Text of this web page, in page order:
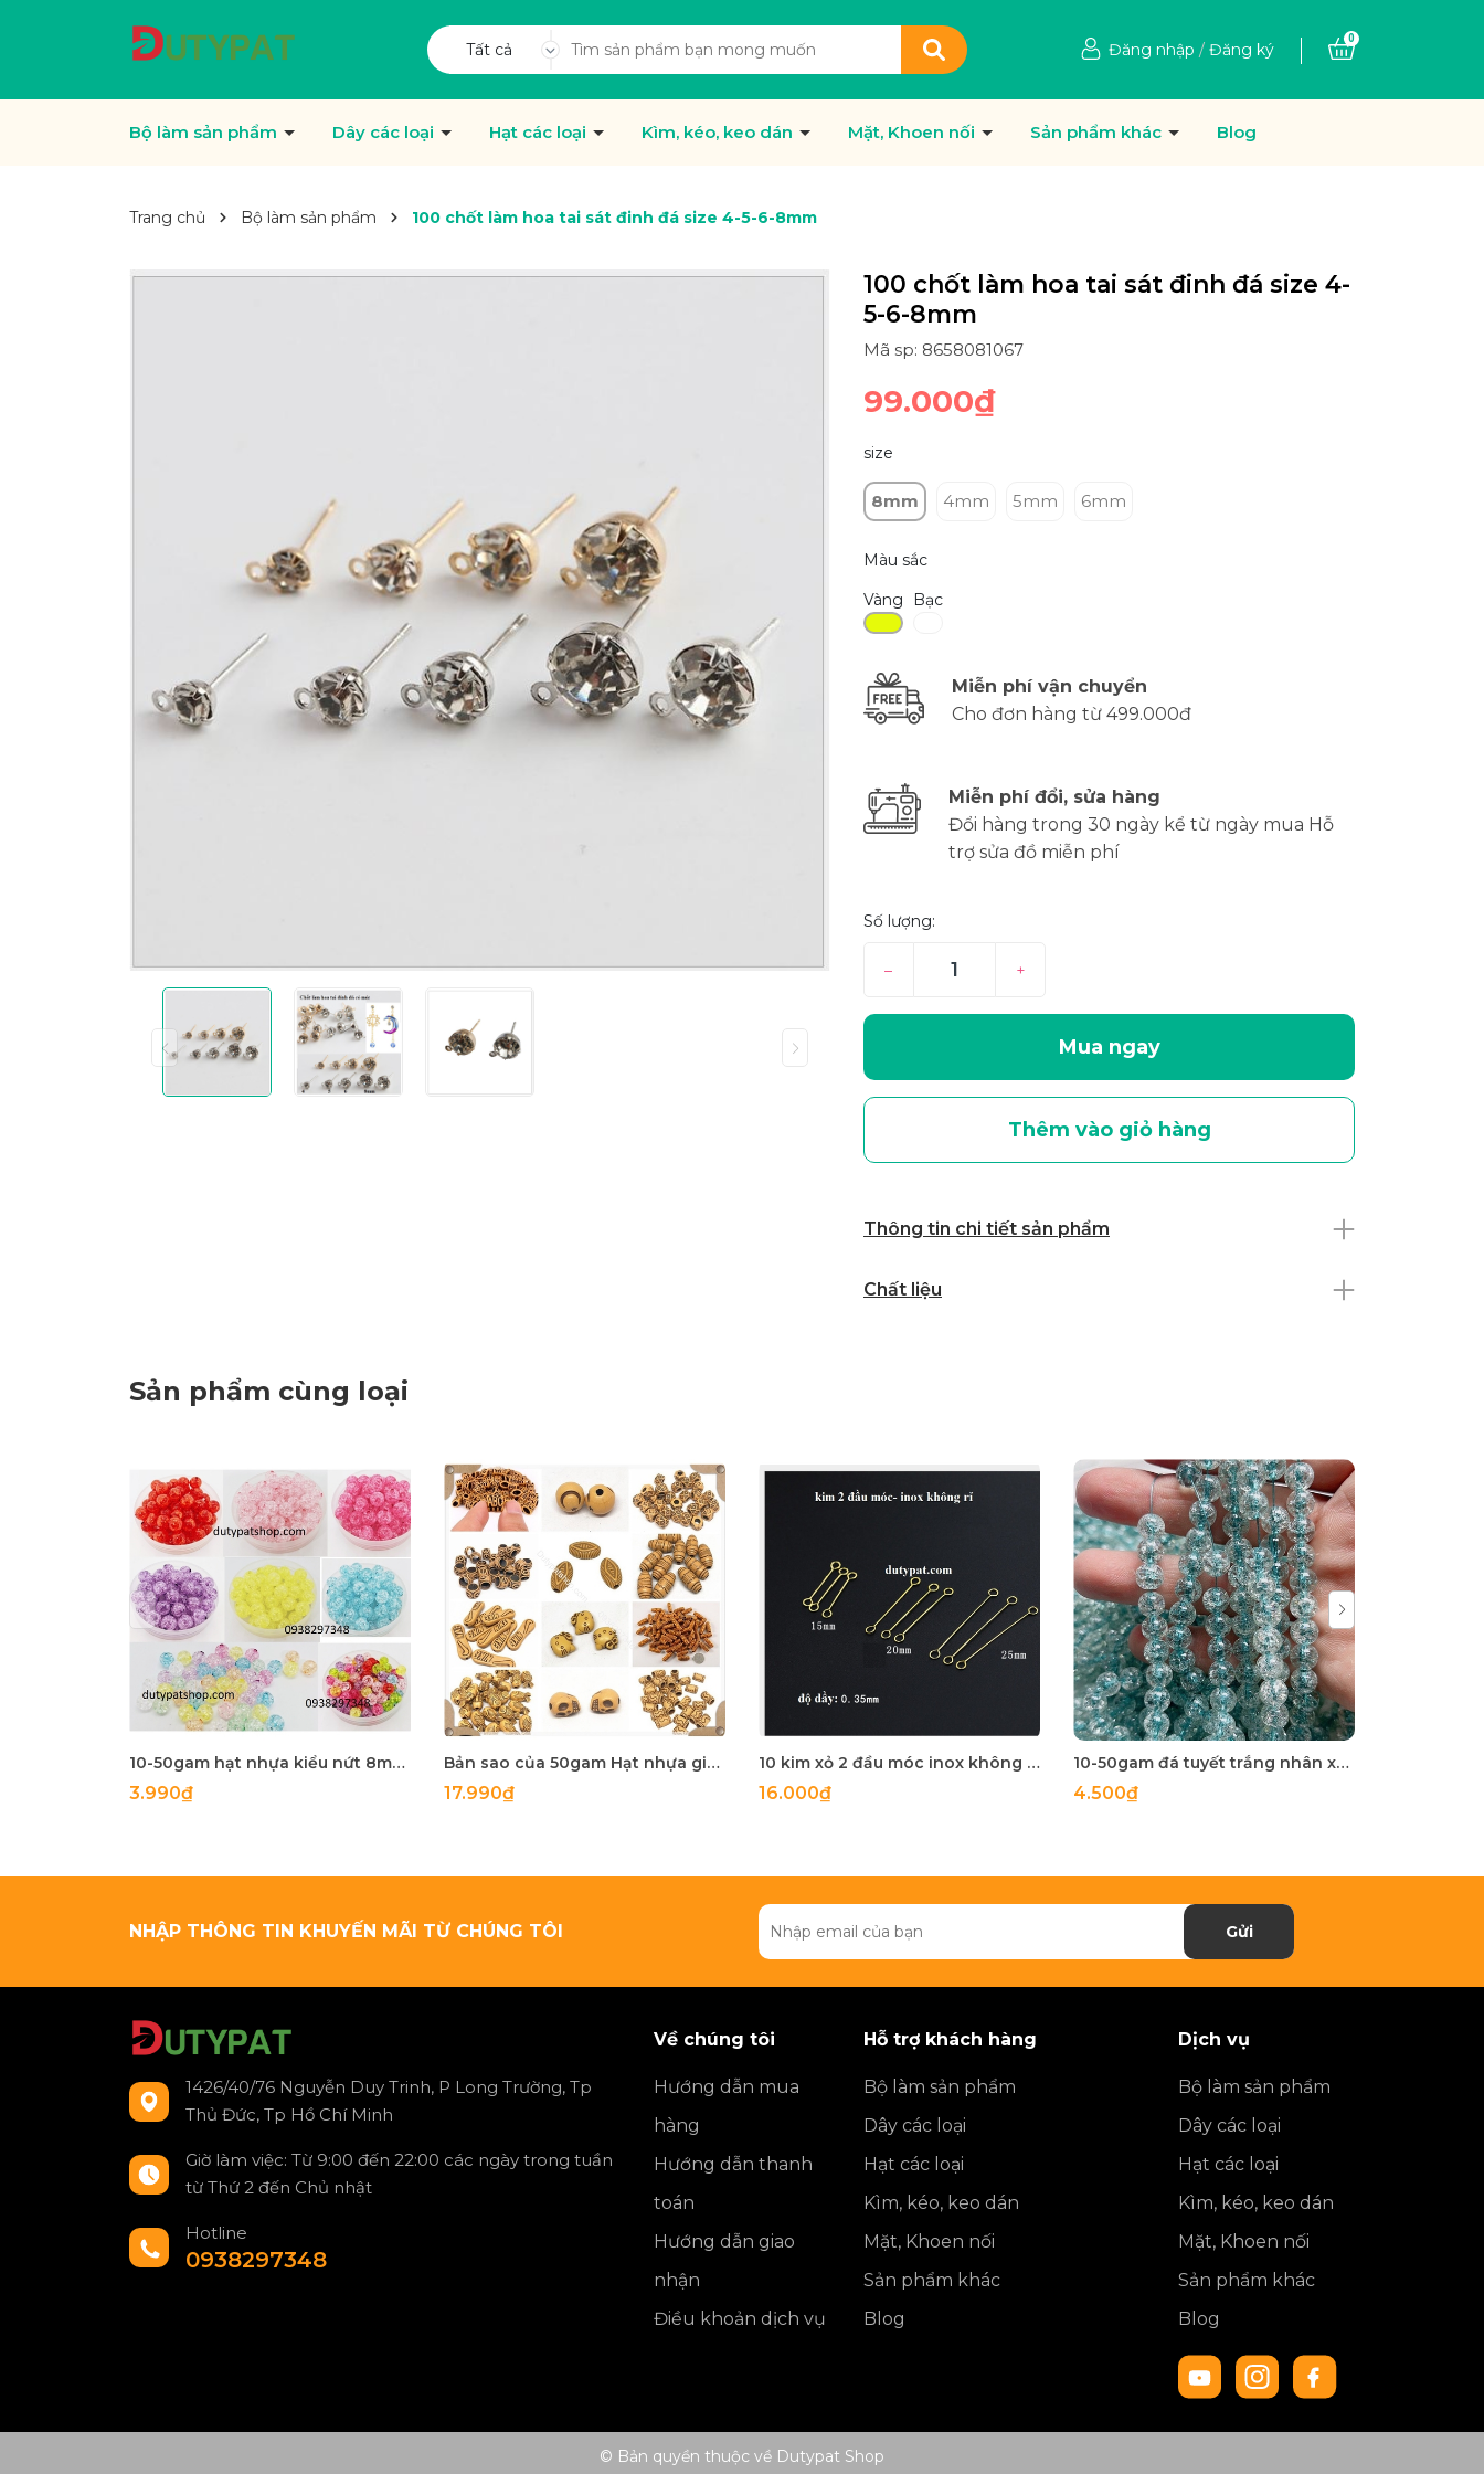
Tất cả Đăng nhập / Đăng ký
0
Bộ làm sản phẩm Dây các loại Hạt các loại Kìm, kéo, keo dán Mặt, Khoen nối Sản phẩm khác Blog
Trang chủ Bộ làm sản phẩm 100 chốt làm hoa tai sát đinh đá size 4-5-6-8mm
100 chốt làm hoa tai sát đinh đá size 4-
5-6-8mm
Mã sp: 8658081067
99.000₫
size
8mm 4mm 5mm 6mm
Màu sắc
Vàng
Bạc
Miễn phí vận chuyển
Cho đơn hàng từ 499.000đ
Miễn phí đổi, sửa hàng
Đổi hàng trong 30 ngày kể từ ngày mua Hỗ
trợ sửa đồ miễn phí
Số lượng:
– +
Mua ngay
Thêm vào giỏ hàng
Thông tin chi tiết sản phẩm
Chất liệu
Sản phẩm cùng loại
10-50gam hạt nhựa kiểu nứt 8mm, 10mm có lỗ xỏ làm vòng tay, vòng cổ , túi xách, làm handmade
3.990₫
Bản sao của 50gam Hạt nhựa giả gỗ đủ kiểu để làm vòng tay, vòng cổ các loại
17.990₫
10 kim xỏ 2 đầu móc inox không rỉ loại mỏng làm hoa tai
16.000₫
10-50gam đá tuyết trắng nhân xanh 8mm , nhân cam 6mm làm vòng tay, vòng cổ, trang trí vòng handmade
4.500₫
NHẬP THÔNG TIN KHUYẾN MÃI TỪ CHÚNG TÔI Gửi
1426/40/76 Nguyễn Duy Trinh, P Long Trường, Tp
Thủ Đức, Tp Hồ Chí Minh
Giờ làm việc: Từ 9:00 đến 22:00 các ngày trong tuần
từ Thứ 2 đến Chủ nhật
Hotline
0938297348
Về chúng tôi
Hướng dẫn mua
hàng
Hướng dẫn thanh
toán
Hướng dẫn giao
nhận
Điều khoản dịch vụ
Hỗ trợ khách hàng
Bộ làm sản phẩm
Dây các loại
Hạt các loại
Kìm, kéo, keo dán
Mặt, Khoen nối
Sản phẩm khác
Blog
Dịch vụ
Bộ làm sản phẩm
Dây các loại
Hạt các loại
Kìm, kéo, keo dán
Mặt, Khoen nối
Sản phẩm khác
Blog
© Bản quyền thuộc về Dutypat Shop